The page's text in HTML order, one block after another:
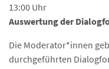
13:00 Uhr
Auswertung der
Die Moderator*innen
durchgeführten